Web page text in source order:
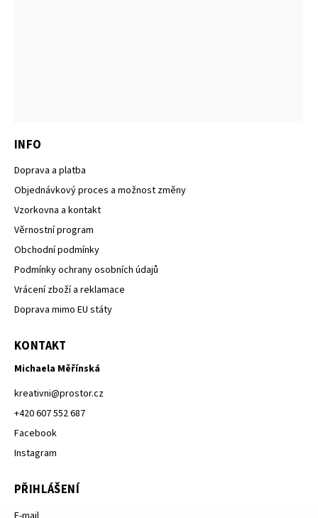
INFO
Doprava a platba
Objednávkový proces a možnost změny
Vzorkovna a kontakt
Věrnostní program
Obchodní podmínky
Podmínky ochrany osobních údajů
Vrácení zboží a reklamace
Doprava mimo EU státy
KONTAKT
Michaela Měřínská
kreativni@prostor.cz
+420 607 552 687
Facebook
Instagram
PŘIHLÁŠENÍ